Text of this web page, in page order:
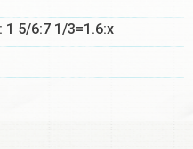
5/6:7 1/3=1.6:х